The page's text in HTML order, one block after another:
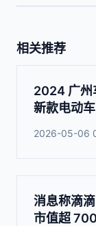
相关推荐
2024 广州
新款电动车
2026-05-06
消息称滴
市值超